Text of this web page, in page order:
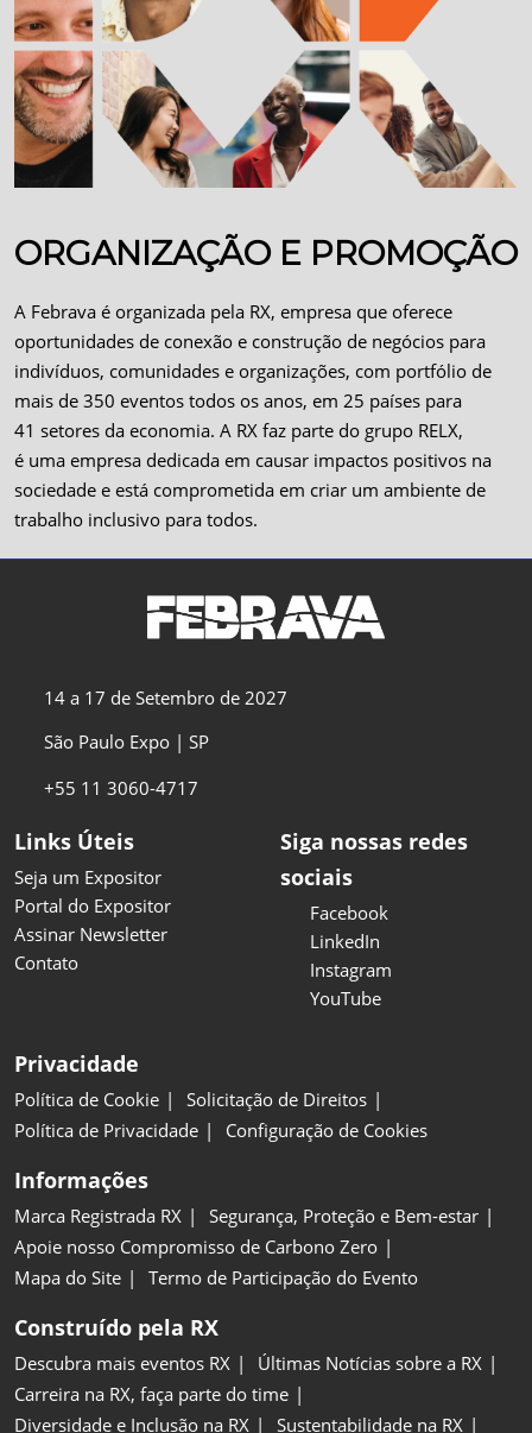
ORGANIZAÇÃO E PROMOÇÃO
A Febrava é organizada pela RX, empresa que oferece
oportunidades de conexão e construção de negócios para
indivíduos, comunidades e organizações, com portfólio de
mais de 350 eventos todos os anos, em 25 países para
41 setores da economia. A RX faz parte do grupo RELX,
é uma empresa dedicada em causar impactos positivos na
sociedade e está comprometida em criar um ambiente de
trabalho inclusivo para todos.
14 a 17 de Setembro de 2027
São Paulo Expo | SP
+55 11 3060-4717
Links Úteis
Seja um Expositor
Portal do Expositor
Assinar Newsletter
Contato
Siga nossas redes
sociais
Facebook
LinkedIn
Instagram
YouTube
Privacidade
Política de Cookie
Solicitação de Direitos
Política de Privacidade
Configuração de Cookies
Informações
Marca Registrada RX
Segurança, Proteção e Bem-estar
Apoie nosso Compromisso de Carbono Zero
Mapa do Site
Termo de Participação do Evento
Construído pela RX
Descubra mais eventos RX
Últimas Notícias sobre a RX
Carreira na RX, faça parte do time
Diversidade e Inclusão na RX
Sustentabilidade na RX